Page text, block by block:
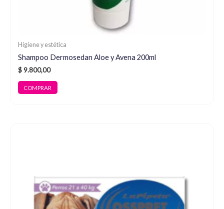
Higiene y estética
Shampoo Dermosedan Aloe y Avena 200ml
$9.800,00
COMPRAR